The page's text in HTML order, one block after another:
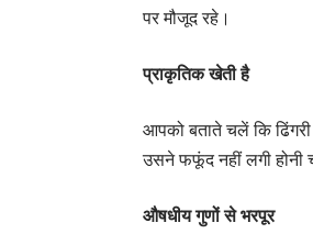
पर मौजूद रहे।
प्राकृतिक खेती है
आपको बताते चलें कि
उसने फफूंद नहीं लगी होनी
औषधीय गुणों से भरपूर